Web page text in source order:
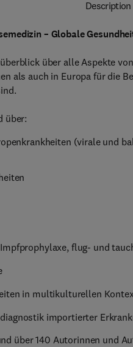
Description
– Globale
über alle Aspekte
als auch in Europa für die
über:
(virale und
flug- und
in multikulturellen
importierter
über 140 Autorinnen und